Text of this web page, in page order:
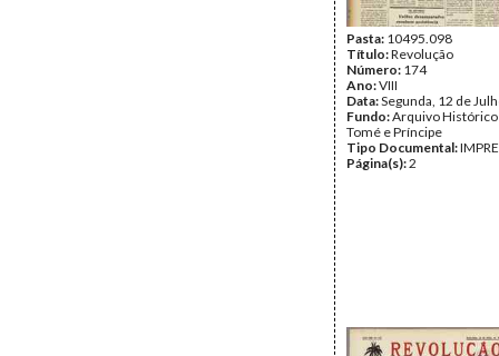
Pasta: 10495.098
Título:Revolução
Número: 174
Ano:VIII
Data:Segunda, 12 de
Fundo:Arquivo Histórico
Tomé e Príncipe
Tipo Documental:
Página(s):2